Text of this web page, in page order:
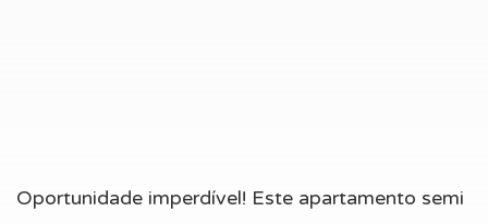
Oportunidade imperdível! Este apartamento semi